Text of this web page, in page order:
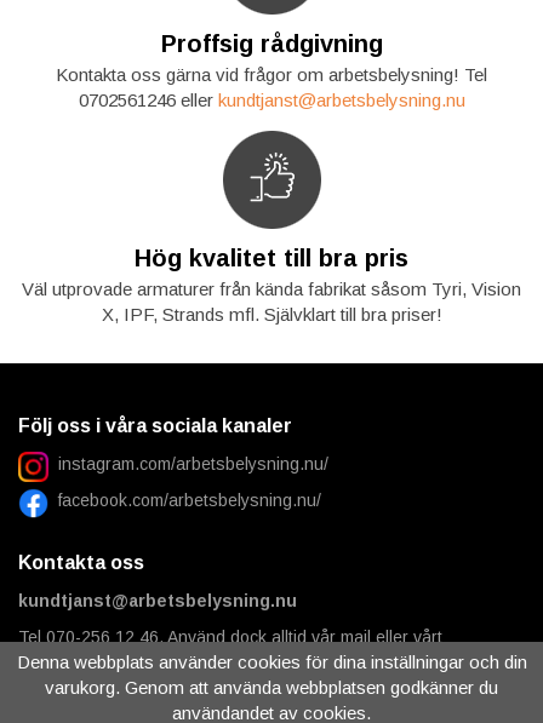
Proffsig rådgivning
Kontakta oss gärna vid frågor om arbetsbelysning! Tel
0702561246 eller kundtjanst@arbetsbelysning.nu
Hög kvalitet till bra pris
Väl utprovade armaturer från kända fabrikat såsom Tyri, Vision
X, IPF, Strands mfl. Självklart till bra priser!
Följ oss i våra sociala kanaler
instagram.com/arbetsbelysning.nu/
facebook.com/arbetsbelysning.nu/
Kontakta oss
kundtjanst@arbetsbelysning.nu
Tel 070-256 12 46. Använd dock alltid vår mail eller vårt
kontaktformulär för frågor om pågående order, levererad order,
teknisk support osv.
Denna webbplats använder cookies för dina inställningar och din
varukorg. Genom att använda webbplatsen godkänner du
användandet av cookies.